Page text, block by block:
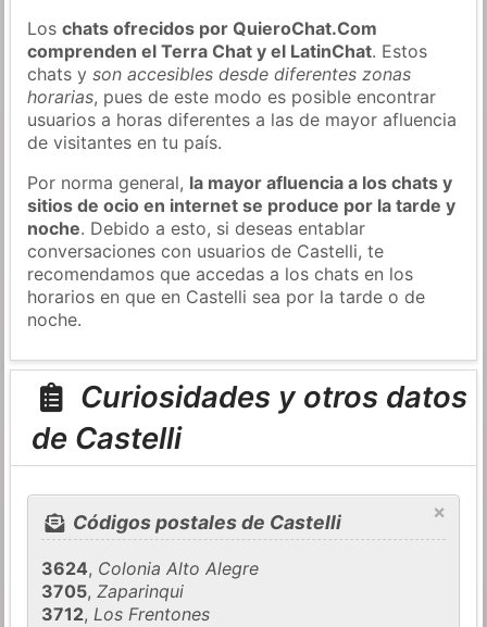
Loschats ofrecidos por QuieroChat.Com
comprenden el Terra Chat y el LatinChat. Estos
chats yson accesibles desde diferentes zonas
horarias, pues de este modo es posible encontrar
usuarios a horas diferentes a las de mayor afluencia
de visitantes en tu país.
Por norma general, la mayor afluencia a los chats y
sitios de ocio en internet se produce por la tarde y
noche. Debido a esto, si deseas entablar
conversaciones con usuarios de Castelli, te
recomendamos que accedas a los chats en los
horarios en que en Castelli sea por la tarde o de
noche.
Curiosidades y otros datos
de Castelli
×
Códigos postales de Castelli
3624, Colonia Alto Alegre
3705,Zaparinqui
3712,Los Frentones